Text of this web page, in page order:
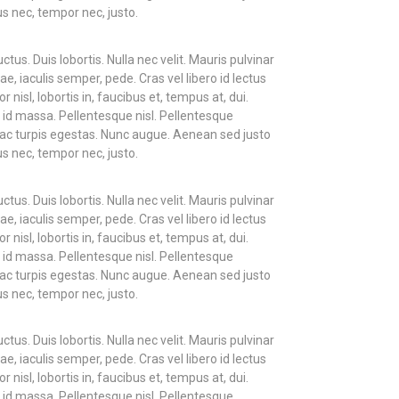
nec, tempor nec, justo.
Duis lobortis. Nulla nec velit. Mauris pulvinar
iaculis semper, pede. Cras vel libero id lectus
nisl, lobortis in, faucibus et, tempus at, dui.
massa. Pellentesque nisl. Pellentesque
turpis egestas. Nunc augue. Aenean sed justo
nec, tempor nec, justo.
Duis lobortis. Nulla nec velit. Mauris pulvinar
iaculis semper, pede. Cras vel libero id lectus
nisl, lobortis in, faucibus et, tempus at, dui.
massa. Pellentesque nisl. Pellentesque
turpis egestas. Nunc augue. Aenean sed justo
nec, tempor nec, justo.
Duis lobortis. Nulla nec velit. Mauris pulvinar
iaculis semper, pede. Cras vel libero id lectus
nisl, lobortis in, faucibus et, tempus at, dui.